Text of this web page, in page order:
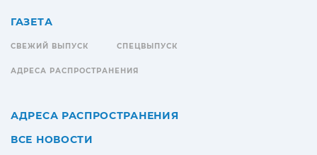
ГАЗЕТА
СВЕЖИЙ ВЫПУСК СПЕЦВЫПУСК
АДРЕСА РАСПРОСТРАНЕНИЯ
АДРЕСА РАСПРОСТРАНЕНИЯ
ВСЕ НОВОСТИ